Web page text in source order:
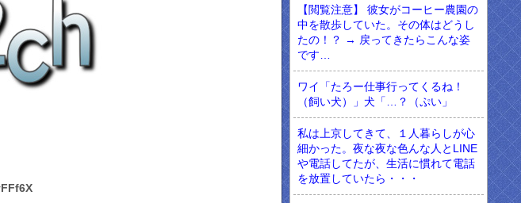
妻が置手紙を残し失踪、農業経営に必要な数千万円を持ち逃げし、妻の両親に事情を説明。失踪から1週間後に妻の両親と話し合い中妻帰宅。妻の車がｱｳﾃﾞｨになり肌ﾂﾔﾂﾔ。すると
【閲覧注意】 彼女がコーヒー農園の
中を散歩していた。その体はどうし
たの！？ → 戻ってきたらこんな姿
です…
ワイ「たろー仕事行ってくるね！
（飼い犬）」犬「…？（ぷい」
私は上京してきて、１人暮らしが心
細かった。夜な夜な色んな人とLINE
や電話してたが、生活に慣れて電話
を放置していたら・・・